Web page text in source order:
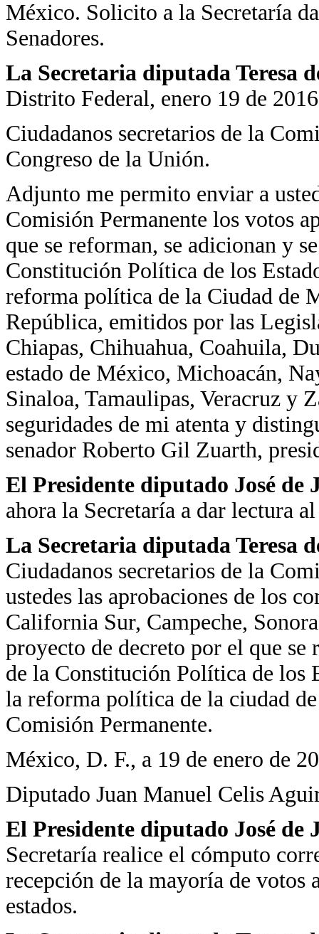
México. Solicito a la Secretaría
Senadores.
La Secretaria diputada Teresa
Distrito Federal, enero 19 de
Ciudadanos secretarios de la
Congreso de la Unión.
Adjunto me permito enviar a
Comisión Permanente los votos
que se reforman, se adicionan y
Constitución Política de los
reforma política de la Ciudad de
República, emitidos por las
Chiapas, Chihuahua, Coahuila,
estado de México, Michoacán,
Sinaloa, Tamaulipas, Veracruz y
seguridades de mi atenta y
senador Roberto Gil Zuarth,
El Presidente diputado José
ahora la Secretaría a dar lectura
La Secretaria diputada Teresa
Ciudadanos secretarios de la
ustedes las aprobaciones de los
California Sur, Campeche,
proyecto de decreto por el que
de la Constitución Política de los
la reforma política de la ciudad
Comisión Permanente.
México, D. F., a 19 de enero de
Diputado Juan Manuel Celis
El Presidente diputado José
Secretaría realice el cómputo
recepción de la mayoría de votos
estados.